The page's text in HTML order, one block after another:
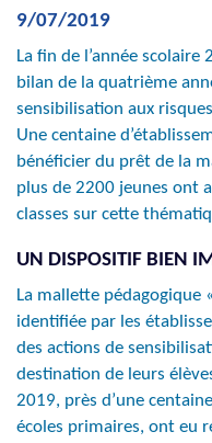
9/07/2019
La fin de l’année
bilan de la quatrième
sensibilisation aux
Une centaine
bénéficier du prêt de la
plus de 2200 jeunes ont
classes sur cette
UN DISPOSITIF BIEN
La mallette pédagogique
identifiée par les
des actions de
destination de leurs
2019, près d’une
écoles primaires, ont eu